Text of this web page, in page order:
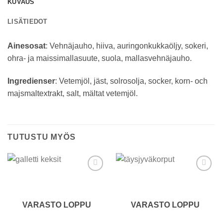
KUVAUS
LISÄTIEDOT
Ainesosat: Vehnäjauho, hiiva, auringonkukkaöljy, sokeri,
ohra- ja maissimallasuute, suola, mallasvehnäjauho.
Ingredienser: Vetemjöl, jäst, solrosolja, socker, korn- och
majsmaltextrakt, salt, mältat vetemjöl.
TUTUSTU MYÖS
VARASTO LOPPU VARASTO LOPPU